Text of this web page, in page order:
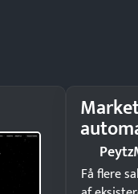
7 til
Få flere